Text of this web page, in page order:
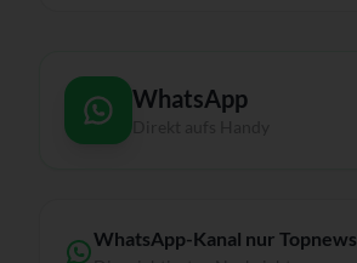
WhatsApp
WhatsApp-Kanal nur Topnews